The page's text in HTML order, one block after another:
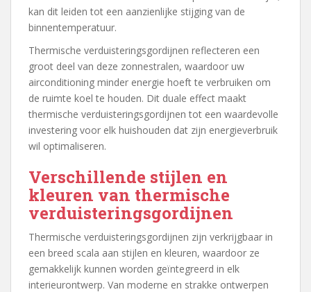
kan dit leiden tot een aanzienlijke stijging van de
binnentemperatuur.
Thermische verduisteringsgordijnen reflecteren een
groot deel van deze zonnestralen, waardoor uw
airconditioning minder energie hoeft te verbruiken om
de ruimte koel te houden. Dit duale effect maakt
thermische verduisteringsgordijnen tot een waardevolle
investering voor elk huishouden dat zijn energieverbruik
wil optimaliseren.
Verschillende stijlen en
kleuren van thermische
verduisteringsgordijnen
Thermische verduisteringsgordijnen zijn verkrijgbaar in
een breed scala aan stijlen en kleuren, waardoor ze
gemakkelijk kunnen worden geïntegreerd in elk
interieurontwerp. Van moderne en strakke ontwerpen